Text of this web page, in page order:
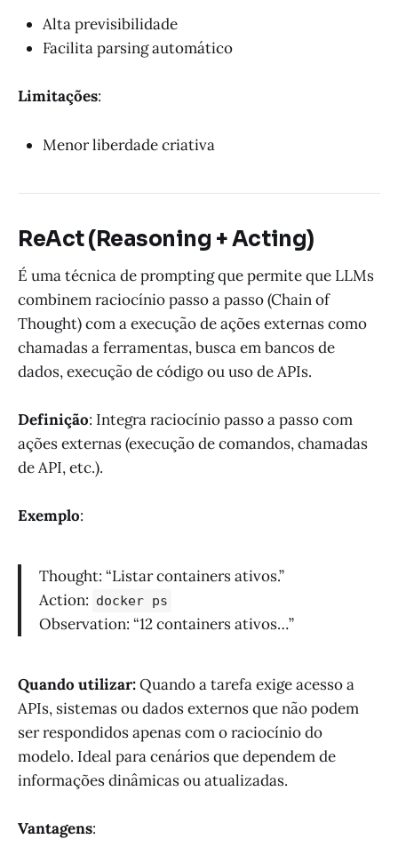
Alta previsibilidade
Facilita parsing automático
Limitações:
Menor liberdade criativa
ReAct (Reasoning + Acting)
É uma técnica de prompting que permite que LLMs
combinem raciocínio passo a passo (Chain of
Thought) com a execução de ações externas como
chamadas a ferramentas, busca em bancos de
dados, execução de código ou uso de APIs.
Definição: Integra raciocínio passo a passo com
ações externas (execução de comandos, chamadas
de API, etc.).
Exemplo:
Thought: “Listar containers ativos.”
Action: docker ps
Observation: “12 containers ativos…”
Quando utilizar:Quando a tarefa exige acesso a
APIs, sistemas ou dados externos que não podem
ser respondidos apenas com o raciocínio do
modelo. Ideal para cenários que dependem de
informações dinâmicas ou atualizadas.
Vantagens: